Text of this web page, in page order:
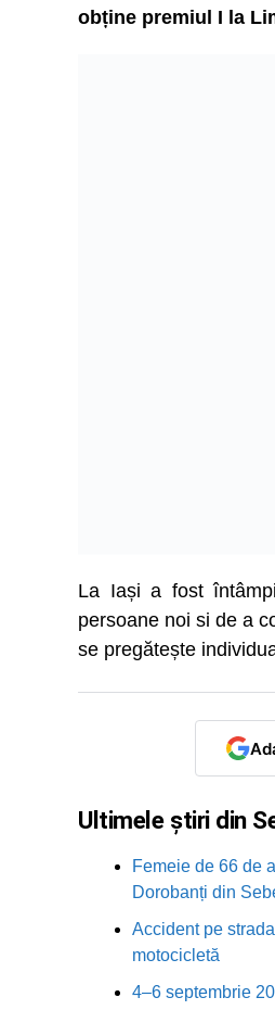
obține premiul I la
La Iași a fost
persoane noi si de a
se pregătește
Ultimele știri din
Femeie de 66 de
Dorobanți din
Accident pe
motocicletă
4–6 septembrie